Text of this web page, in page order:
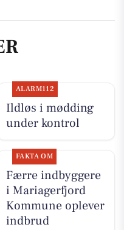
ALARM112
Ildløs i mødding
under kontrol
FAKTA OM
Færre indbyggere
i Mariagerfjord
Kommune oplever
indbrud